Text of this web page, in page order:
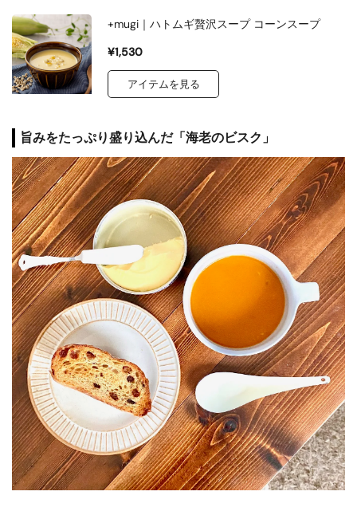
+mugi｜ハトムギ贅沢スープ コーンスープ
¥1,530
アイテムを見る
旨みをたっぷり盛り込んだ「海老のビスク」